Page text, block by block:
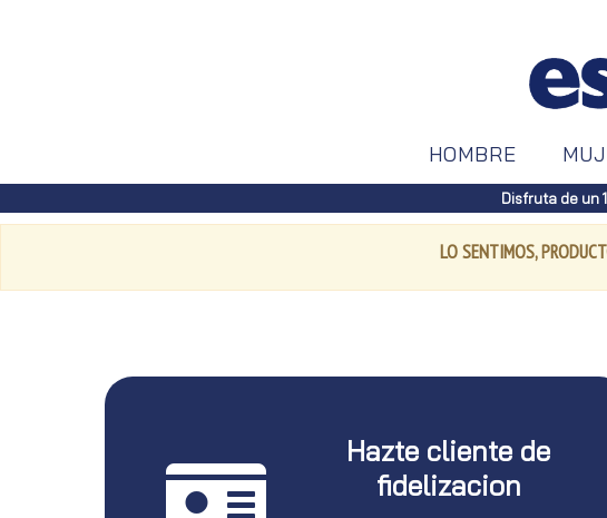
HOMBRE
Disfruta de un
LO SENTIMOS,
Hazte cliente de
fidelizacion